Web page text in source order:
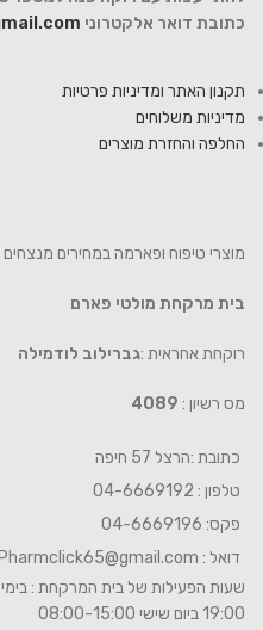
כתובת דואר אלקטרוני
תקנון האתר ומדיניות פרטיות
מדיניות משלוחים
החלפה והחזרת מוצרים
מוצרי טיפוח ופארמה במחירים מנצחים
בית מרקחת מולטי פארם
רוקחת אחראית :גברילוב לודמילה
מס רשיון : 4089
כתובת :הרצל 57 חיפה
טלפון : 04-6669192
פקס: 04-6669196
דואל : Pharmclick65@gmail.com
19:00 ביום שישי 08:00-15:00